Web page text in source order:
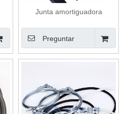
Junta amortiguadora
Preguntar